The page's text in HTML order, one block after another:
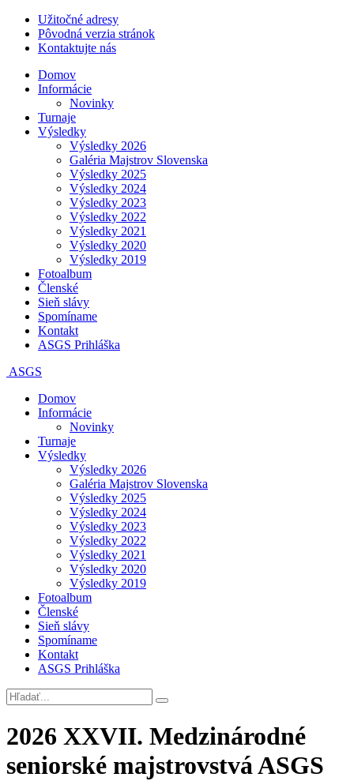
Užitočné adresy
Pôvodná verzia stránok
Kontaktujte nás
Domov
Informácie
Novinky
Turnaje
Výsledky
Výsledky 2026
Galéria Majstrov Slovenska
Výsledky 2025
Výsledky 2024
Výsledky 2023
Výsledky 2022
Výsledky 2021
Výsledky 2020
Výsledky 2019
Fotoalbum
Členské
Sieň slávy
Spomíname
Kontakt
ASGS Prihláška
ASGS
Domov
Informácie
Novinky
Turnaje
Výsledky
Výsledky 2026
Galéria Majstrov Slovenska
Výsledky 2025
Výsledky 2024
Výsledky 2023
Výsledky 2022
Výsledky 2021
Výsledky 2020
Výsledky 2019
Fotoalbum
Členské
Sieň slávy
Spomíname
Kontakt
ASGS Prihláška
2026 XXVII. Medzinárodné
seniorské majstrovstvá ASGS